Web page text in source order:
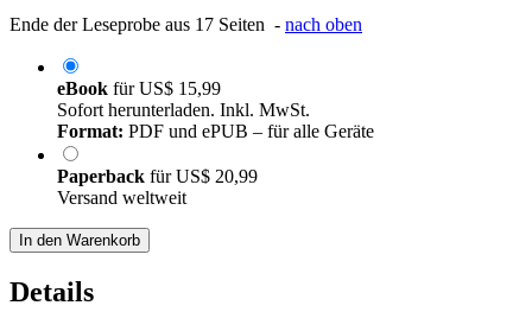
Ende der Leseprobe aus 17 Seiten - nach oben
eBook fürUS$ 15,99
Sofort herunterladen. Inkl. MwSt.
Format: PDF und ePUB – für alle Geräte
Paperback fürUS$ 20,99
Versand weltweit
In den Warenkorb
Details